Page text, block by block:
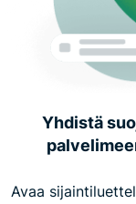
Yhdistä
Avaa